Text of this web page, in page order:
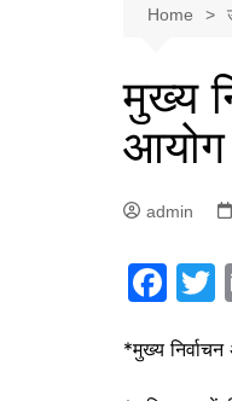
Home
मुख्य
आयोग
admin
F
c
*मुख्य